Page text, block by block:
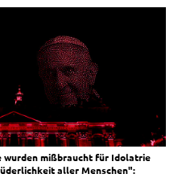
wurden mißbraucht für Idolatrie
aller Menschen":